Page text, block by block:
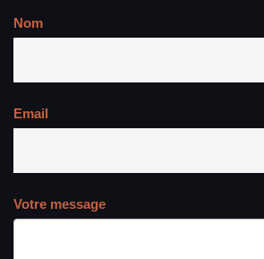
Nom
Email
Votre message